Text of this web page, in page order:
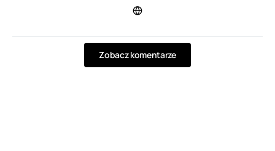
Zobacz komentarze